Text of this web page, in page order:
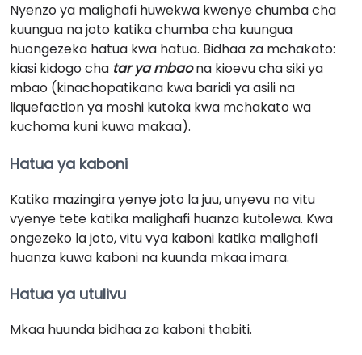
Nyenzo ya malighafi huwekwa kwenye chumba cha
kuungua na joto katika chumba cha kuungua
huongezeka hatua kwa hatua. Bidhaa za mchakato:
kiasi kidogo cha tar ya mbao na kioevu cha siki ya
mbao (kinachopatikana kwa baridi ya asili na
liquefaction ya moshi kutoka kwa mchakato wa
kuchoma kuni kuwa makaa).
Hatua ya kaboni
Katika mazingira yenye joto la juu, unyevu na vitu
vyenye tete katika malighafi huanza kutolewa. Kwa
ongezeko la joto, vitu vya kaboni katika malighafi
huanza kuwa kaboni na kuunda mkaa imara.
Hatua ya utulivu
Mkaa huunda bidhaa za kaboni thabiti.